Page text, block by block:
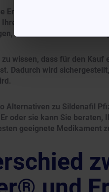
Entscheidung, ein
medizinische und
um die für Sie am besten
zu wissen, dass für den
Dadurch wird
Alternativen zu Sildenafil
oder sie kann Sie
geeignete Medikament